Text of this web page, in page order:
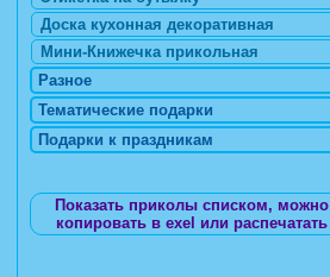
Доска кухонная декоративная
Мини-Книжечка прикольная
Разное
Тематические подарки
Подарки к праздникам
Показать приколы списком, можно
копировать в exel или распечатать